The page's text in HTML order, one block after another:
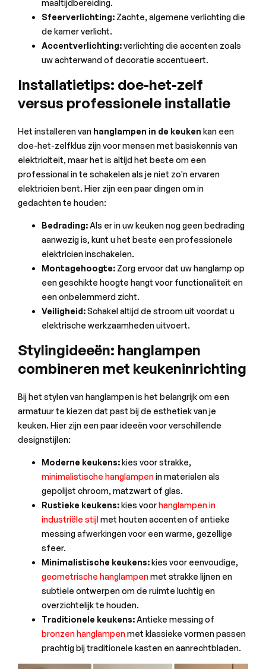
maaltijdbereiding.
Sfeerverlichting: Zachte, algemene verlichting die
de kamer verlicht.
Accentverlichting:verlichting die accenten zoals
uw achterwand of decoratie accentueert.
Installatietips: doe-het-zelf
versus professionele installatie
Het installeren van hanglampen in de keuken kan een
doe-het-zelfklus zijn voor mensen met basiskennis van
elektriciteit, maar het is altijd het beste om een ​​
professional in te schakelen als je niet zo'n ervaren
elektricien bent. Hier zijn een paar dingen om in
gedachten te houden:
Bedrading:Als er in uw keuken nog geen bedrading
aanwezig is, kunt u het beste een professionele
elektricien inschakelen.
Montagehoogte: Zorg ervoor dat uw hanglamp op
een geschikte hoogte hangt voor functionaliteit en
een onbelemmerd zicht.
Veiligheid:Schakel altijd de stroom uit voordat u
elektrische werkzaamheden uitvoert.
Stylingideeën: hanglampen
combineren met keukeninrichting
Bij het stylen van hanglampen is het belangrijk om een ​​
armatuur te kiezen dat past bij de esthetiek van je
keuken. Hier zijn een paar ideeën voor verschillende
designstijlen:
Moderne keukens:kies voor strakke,
minimalistische hanglampenin materialen als
gepolijst chroom, matzwart of glas.
Rustieke keukens:kies voorhanglampen in
industriële stijlmet houten accenten of antieke
messing afwerkingen voor een warme, gezellige
sfeer.
Minimalistische keukens:kies voor eenvoudige,
geometrische hanglampenmet strakke lijnen en
subtiele ontwerpen om de ruimte luchtig en
overzichtelijk te houden.
Traditionele keukens:Antieke messing of
bronzen hanglampenmet klassieke vormen passen
prachtig bij traditionele kasten en aanrechtbladen.